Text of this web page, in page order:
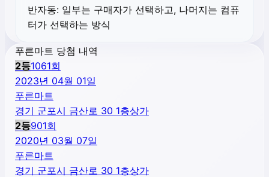
반자동: 일부는 구매자가 선택하고, 나머지는 컴퓨
터가 선택하는 방식
푸른마트 당첨 내역
2등1061회
2023년 04월 01일
푸른마트
경기 군포시 금산로 30 1층상가
2등901회
2020년 03월 07일
푸른마트
경기 군포시 금산로 30 1층상가